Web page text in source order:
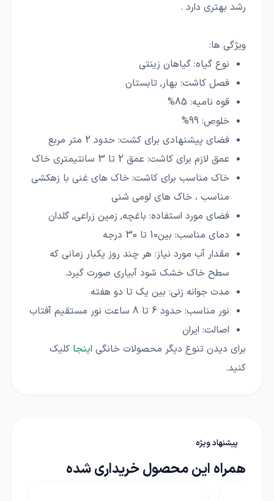
رشد بهتری دارد .
ویژگی ها:
نوع گیاه: گیاهان زینتی
فصل کاشت: بهار, تابستان
قوه نامیه: 85%
خلوص: 99%
فضای پیشنهادی برای کشت: حدود 2 متر مربع
عمق لازم برای کاشت: عمق 2 تا 3 سانتیمتری خاک
خاک مناسب برای کاشت: خاک های غنی با زهکشی
مناسب ، خاک های لومی شنی
فضای مورد استفاده: باغچه, زمین زراعی, گلدان
دمای مناسب: بین10 تا 30 درجه
مقدار آب مورد نیاز: هر چند روز یکبار زمانی که
سطح خاک خشک شود آبیاری صورت گیرد.
مدت جوانه زنی: بین یک تا دو هفته
نور مناسب: حدود 6 تا 8 ساعت نور مستقیم آفتاب
اصالت: ایران
برای دیدن تنوع دیگر محصولات خانگی اینجا کلیک
کنید.
پیشنهاد ویژه
همراه این محصول خریداری شده